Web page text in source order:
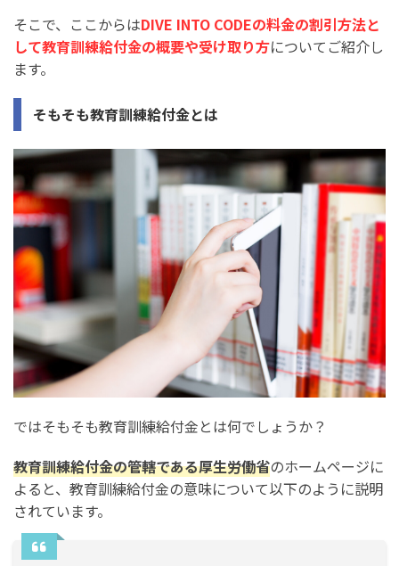
そこで、ここからはDIVE INTO CODEの料金の割引方法と
して教育訓練給付金の概要や受け取り方についてご紹介し
ます。
そもそも教育訓練給付金とは
ではそもそも教育訓練給付金とは何でしょうか？
教育訓練給付金の管轄である厚生労働省のホームページに
よると、教育訓練給付金の意味について以下のように説明
されています。